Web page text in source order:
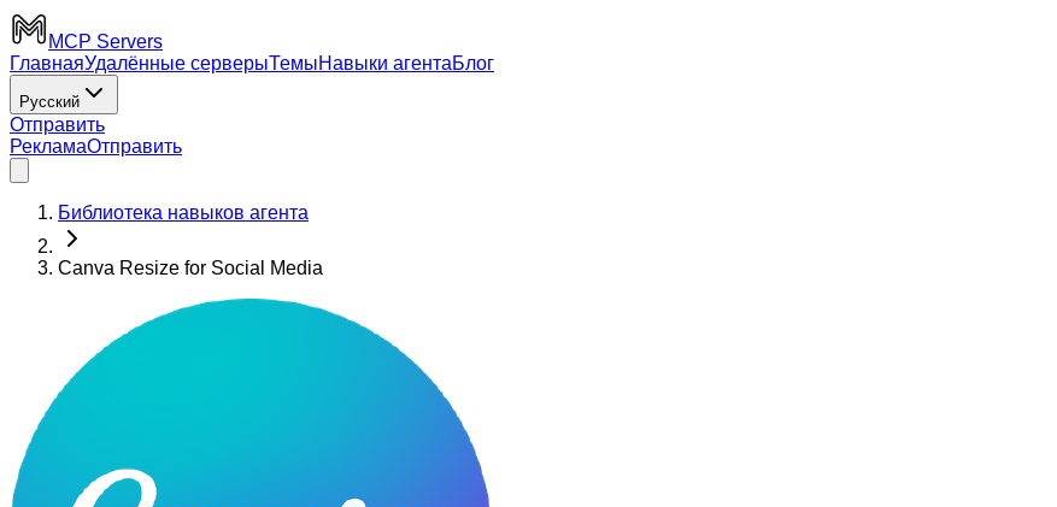
MCP Servers
ГлавнаяУдалённые серверыТемыНавыки агентаБлог
Русский
Отправить
РекламаОтправить
Библиотека навыков агента
Canva Resize for Social Media